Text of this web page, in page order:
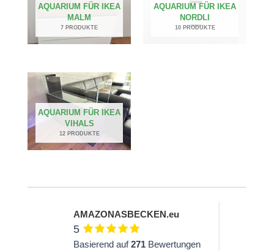
AQUARIUM FÜR IKEA
MALM
7 PRODUKTE
AQUARIUM FÜR IKEA
NORDLI
10 PRODUKTE
AQUARIUM FÜR IKEA
VIHALS
12 PRODUKTE
AMAZONASBECKEN.eu
5
Basierend auf271 Bewertungen